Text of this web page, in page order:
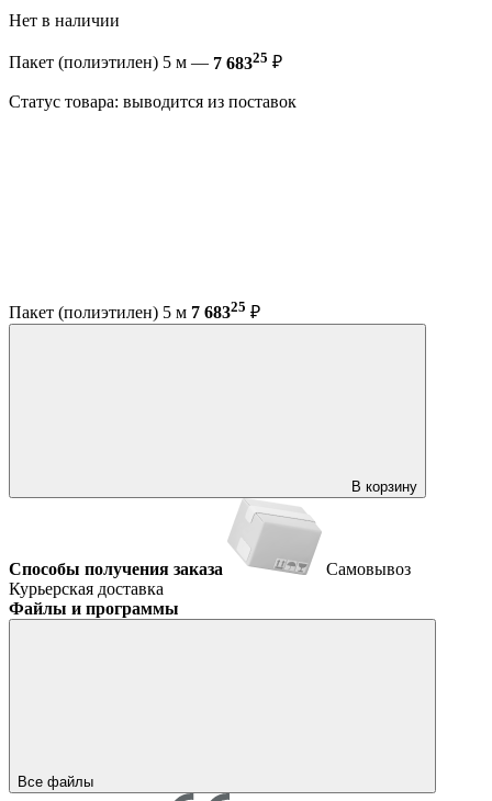
Нет в наличии
Пакет (полиэтилен) 5 м — 7 68325 ₽
Статус товара: выводится из поставок
Пакет (полиэтилен) 5 м 7 68325 ₽
В корзину
Способы получения заказа
Самовывоз
Курьерская доставка
Файлы и программы
Все файлы